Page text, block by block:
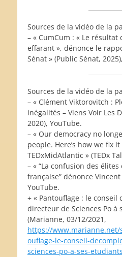
Sources de la vidéo de la
– « CumCum : « Le
effarant », dénonce le
Sénat » (Public Sénat,
Sources de la vidéo de la
– « Clément Viktorovitch :
inégalités – Viens Voir Les
2020), YouTube.
– « Our democracy no
people. Here’s how we fix
TEDxMidAtlantic » (TEDx
– « “La confusion des
française” dénonce Vincent
YouTube.
+ « Pantouflage : le conseil
directeur de Sciences Po à
(Marianne, 03/12/2021,
https://
ouflage-le-conseil-
sciences-po-a-ses-etudiants